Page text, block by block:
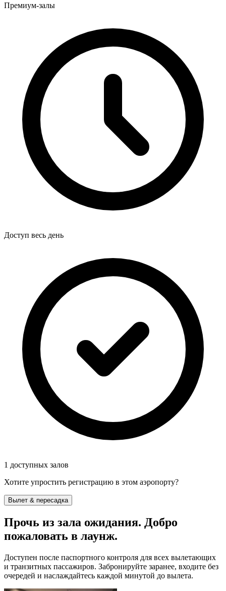
Премиум-залы
Доступ весь день
1 доступных залов
Хотите упростить регистрацию в этом аэропорту?
Вылет & пересадка
Прочь из зала ожидания. Добро
пожаловать в лаунж.
Доступен после паспортного контроля для всех вылетающих
и транзитных пассажиров. Забронируйте заранее, входите без
очередей и наслаждайтесь каждой минутой до вылета.